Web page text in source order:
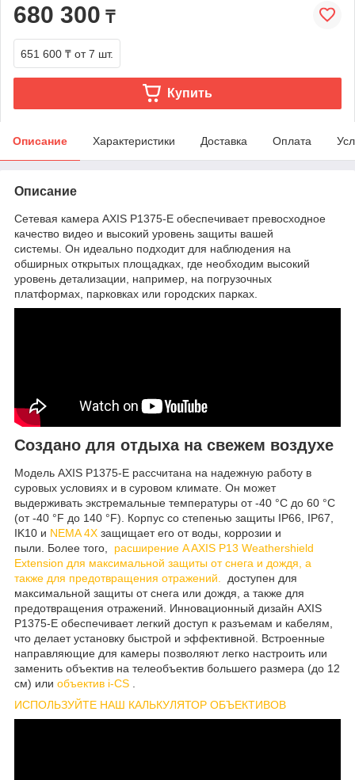
680 300 ₸
651 600 ₸ от 7 шт.
Купить
Описание Характеристики Доставка Оплата
Описание
Сетевая камера AXIS P1375-E обеспечивает превосходное
качество видео и высокий уровень защиты вашей
системы. Он идеально подходит для наблюдения на
обширных открытых площадках, где необходим высокий
уровень детализации, например, на погрузочных
платформах, парковках или городских парках.
Создано для отдыха на свежем воздухе
Модель AXIS P1375-E рассчитана на надежную работу в
суровых условиях и в суровом климате. Он может
выдерживать экстремальные температуры от -40 °C до 60 °C
(от -40 °F до 140 °F). Корпус со степенью защиты IP66, IP67,
IK10 и NEMA 4X защищает его от воды, коррозии и
пыли. Более того,
расширение A AXIS P13 Weathershield
Extension для максимальной защиты от снега и дождя, а
также для предотвращения отражений. доступен для
максимальной защиты от снега или дождя, а также для
предотвращения отражений. Инновационный дизайн AXIS
P1375-E обеспечивает легкий доступ к разъемам и кабелям,
что делает установку быстрой и эффективной. Встроенные
направляющие для камеры позволяют легко настроить или
заменить объектив на телеобъектив большего размера (до 12
см) или объектив i-CS .
ИСПОЛЬЗУЙТЕ НАШ КАЛЬКУЛЯТОР ОБЪЕКТИВОВ